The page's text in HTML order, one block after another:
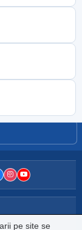
pe site se